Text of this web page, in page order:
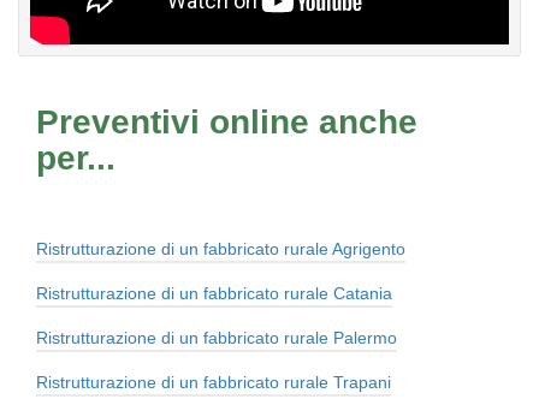
Preventivi online anche
per...
Ristrutturazione di un fabbricato rurale Agrigento
Ristrutturazione di un fabbricato rurale Catania
Ristrutturazione di un fabbricato rurale Palermo
Ristrutturazione di un fabbricato rurale Trapani